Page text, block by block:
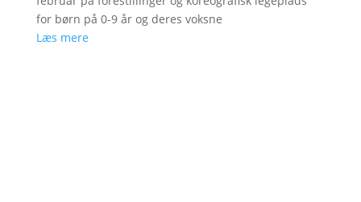
for børn på 0-9 år og deres voksne
Læs mere